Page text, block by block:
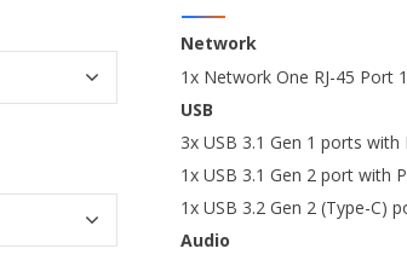
Network
1x Network One RJ-45 Port
USB
3x USB 3.1 Gen 1 ports
1x USB 3.1 Gen 2 port with
1x USB 3.2 Gen 2 (Type-C)
Audio